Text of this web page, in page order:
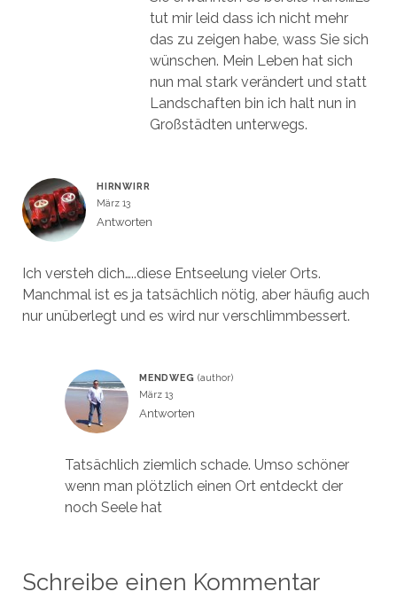
tut mir leid dass ich nicht mehr
das zu zeigen habe, wass Sie sich
wünschen. Mein Leben hat sich
nun mal stark verändert und statt
Landschaften bin ich halt nun in
Großstädten unterwegs.
HIRNWIRR
März 13
Antworten
Ich versteh dich…..diese Entseelung vieler Orts.
Manchmal ist es ja tatsächlich nötig, aber häufig auch
nur unüberlegt und es wird nur verschlimmbessert.
MENDWEG
März 13
Antworten
Tatsächlich ziemlich schade. Umso schöner
wenn man plötzlich einen Ort entdeckt der
noch Seele hat
Schreibe einen Kommentar